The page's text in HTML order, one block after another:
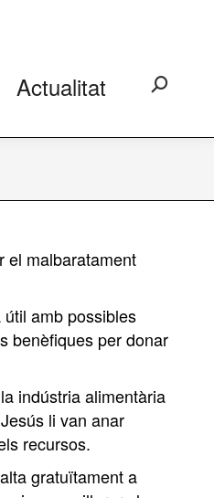
Actualitat Search:
el malbaratament
amb possibles
benèfiques per donar
indústria alimentària
li van anar
recursos.
gratuïtament a